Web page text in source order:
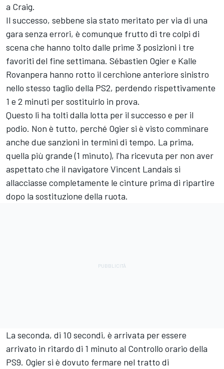
a Craig.
Il successo, sebbene sia stato meritato per via di una
gara senza errori, è comunque frutto di tre colpi di
scena che hanno tolto dalle prime 3 posizioni i tre
favoriti del fine settimana. Sébastien Ogiere Kalle
Rovanpera hanno rotto il cerchione anteriore sinistro
nello stesso taglio della PS2, perdendo rispettivamente
1 e 2 minuti per sostituirlo in prova.
Questo li ha tolti dalla lotta per il successo e per il
podio. Non è tutto, perché Ogier si è visto comminare
anche due sanzioni in termini di tempo. La prima,
quella più grande (1 minuto), l'ha ricevuta per non aver
aspettato che il navigatore Vincent Landais si
allacciasse completamente le cinture prima di ripartire
dopo la sostituzione della ruota.
La seconda, di 10 secondi, è arrivata per essere
arrivato in ritardo di 1 minuto al Controllo orario della
PS9. Ogier si è dovuto fermare nel tratto di